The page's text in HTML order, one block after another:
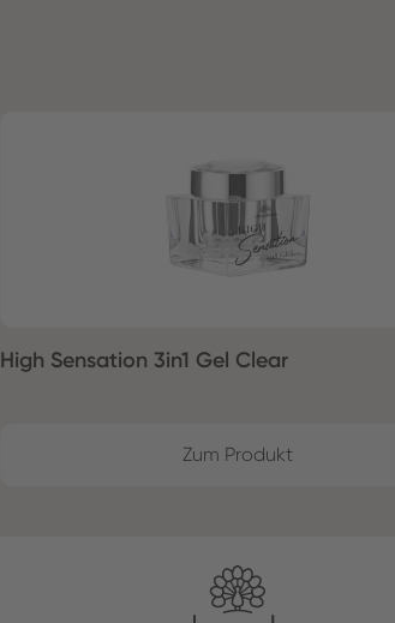
High Sensation 3in1 Gel Clear
Zum Produkt